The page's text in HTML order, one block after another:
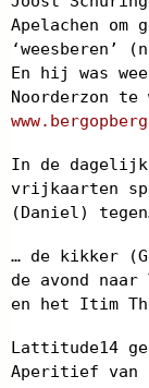
Apelachen
‘weesberen’
En hij was
Noorderzon
In de
vrijkaarten
(Daniel)
… de kikker
de avond naar
en het Itim
Lattitude14
Aperitief van